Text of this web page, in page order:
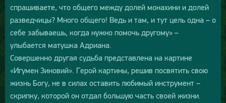
спрашиваете, что общего между долей монахини и долей
разведчицы? Много общего! Ведь и там, и тут цель одна – о
себе забываешь, когда нужно помочь другому» –
улыбается матушка Адриана.
Совершенно другая судьба представлена на картине
«Игумен Зиновий». Герой картины, решив посвятить свою
жизнь Богу, не в силах оставить любимый инструмент –
скрипку, которой он отдал большую часть своей жизни.